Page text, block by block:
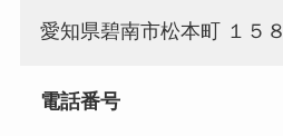
愛知県碧南市松本町 １５８
電話番号